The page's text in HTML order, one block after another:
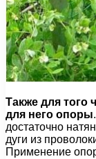
Также для того
для него опоры
достаточно
дуги из
Применение